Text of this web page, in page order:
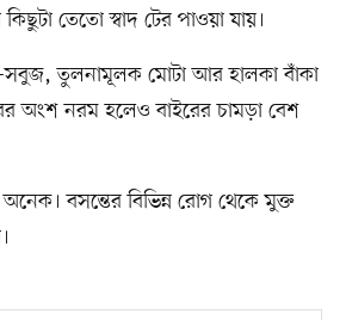
তেতো স্বাদ টের পাওয়া যায়।
তুলনামূলক মোটা আর হালকা বাঁকা
অংশ নরম হলেও বাইরের চামড়া বেশ
বসন্তের বিভিন্ন রোগ থেকে মুক্ত